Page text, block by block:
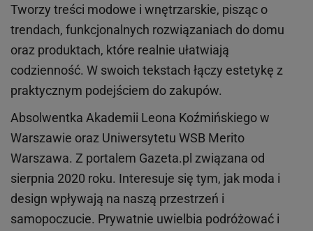
Tworzy treści modowe i wnętrzarskie, pisząc o
trendach, funkcjonalnych rozwiązaniach do domu
oraz produktach, które realnie ułatwiają
codzienność. W swoich tekstach łączy estetykę z
praktycznym podejściem do zakupów.
Absolwentka Akademii Leona Koźmińskiego w
Warszawie oraz Uniwersytetu WSB Merito
Warszawa. Z portalem Gazeta.pl związana od
sierpnia 2020 roku. Interesuje się tym, jak moda i
design wpływają na naszą przestrzeń i
samopoczucie. Prywatnie uwielbia podróżować i